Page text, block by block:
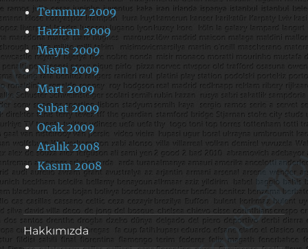
Temmuz 2009
Haziran 2009
Mayıs 2009
Nisan 2009
Mart 2009
Şubat 2009
Ocak 2009
Aralık 2008
Kasım 2008
Hakkımızda